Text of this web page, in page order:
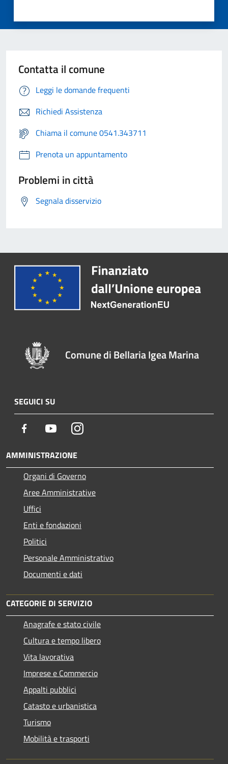
Contatta il comune
Leggi le domande frequenti
Richiedi Assistenza
Chiama il comune 0541.343711
Prenota un appuntamento
Problemi in città
Segnala disservizio
Comune di Bellaria Igea Marina
SEGUICI SU
Facebook YoutubeInstagram
AMMINISTRAZIONE
Organi di Governo
Aree Amministrative
Uffici
Enti e fondazioni
Politici
Personale Amministrativo
Documenti e dati
CATEGORIE DI SERVIZIO
Anagrafe e stato civile
Cultura e tempo libero
Vita lavorativa
Imprese e Commercio
Appalti pubblici
Catasto e urbanistica
Turismo
Mobilità e trasporti